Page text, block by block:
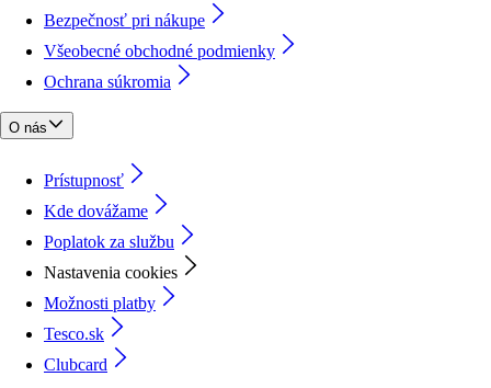
Bezpečnosť pri nákupe
Všeobecné obchodné podmienky
Ochrana súkromia
O nás
Prístupnosť
Kde dovážame
Poplatok za službu
Nastavenia cookies
Možnosti platby
Tesco.sk
Clubcard